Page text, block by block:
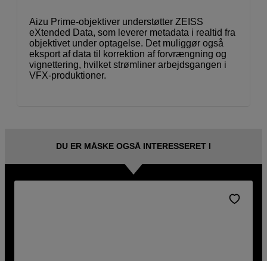
Aizu Prime-objektiver understøtter ZEISS
eXtended Data, som leverer metadata i realtid fra
objektivet under optagelse. Det muliggør også
eksport af data til korrektion af forvrængning og
vignettering, hvilket strømliner arbejdsgangen i
VFX-produktioner.
DU ER MÅSKE OGSÅ INTERESSERET I